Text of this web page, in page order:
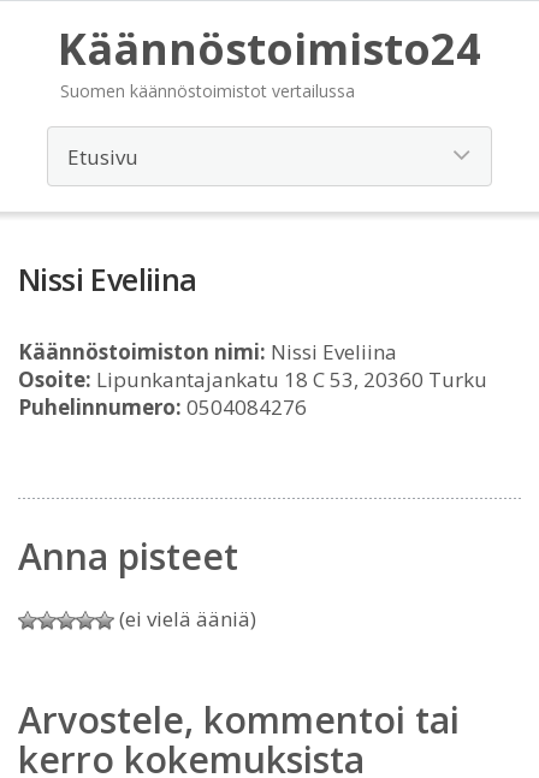
Käännöstoimisto24
Suomen käännöstoimistot vertailussa
Nissi Eveliina
Käännöstoimiston nimi: Nissi Eveliina
Osoite: Lipunkantajankatu 18 C 53, 20360 Turku
Puhelinnumero: 0504084276
Anna pisteet
(ei vielä ääniä)
Arvostele, kommentoi tai
kerro kokemuksista